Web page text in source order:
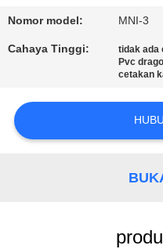
HUBUNGI
BERITA
PENAWARAN
Nomor model: MNI-3
Cahaya Tinggi: tidak ada
Pvc
cetakan